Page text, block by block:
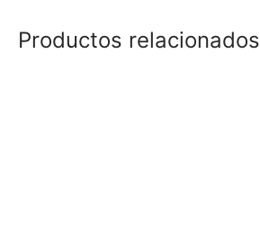
Productos relacionados